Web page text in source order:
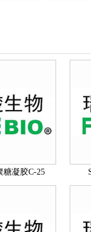
糖凝胶C-25